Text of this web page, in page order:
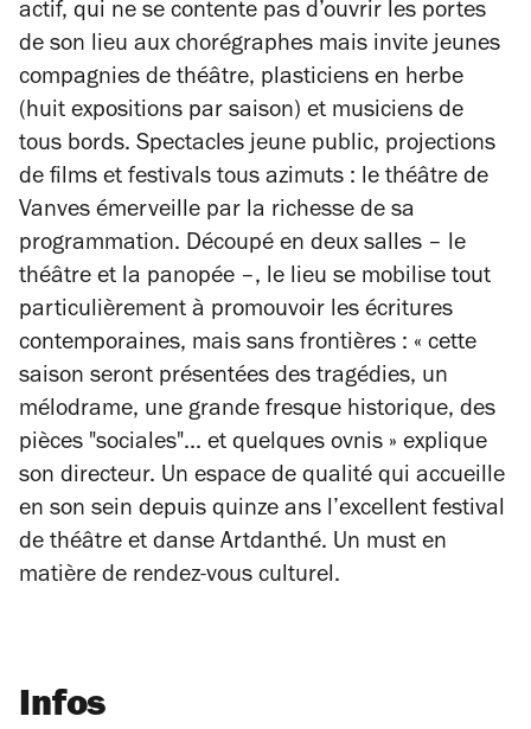
actif, qui ne se contente pas d’ouvrir les portes
de son lieu aux chorégraphes mais invite jeunes
compagnies de théâtre, plasticiens en herbe
(huit expositions par saison) et musiciens de
tous bords. Spectacles jeune public, projections
de films et festivals tous azimuts : le théâtre de
Vanves émerveille par la richesse de sa
programmation. Découpé en deux salles – le
théâtre et la panopée –, le lieu se mobilise tout
particulièrement à promouvoir les écritures
contemporaines, mais sans frontières : « cette
saison seront présentées des tragédies, un
mélodrame, une grande fresque historique, des
pièces "sociales"... et quelques ovnis » explique
son directeur. Un espace de qualité qui accueille
en son sein depuis quinze ans l’excellent festival
de théâtre et danse Artdanthé. Un must en
matière de rendez-vous culturel.
Infos